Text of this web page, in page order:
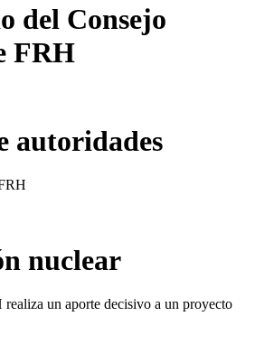
del Consejo
FRH
autoridades
nuclear
un aporte decisivo a un proyecto